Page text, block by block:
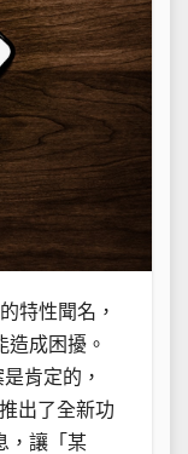
特性聞名，
成困擾。
肯定的，
出了全新功
，讓「某